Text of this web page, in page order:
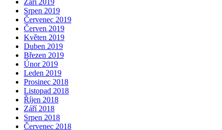
Srpen 2019
Červenec 2019
Červen 2019
Květen 2019
Duben 2019
Březen 2019
Únor 2019
Leden 2019
Prosinec 2018
Listopad 2018
Říjen 2018
Září 2018
Srpen 2018
Červenec 2018